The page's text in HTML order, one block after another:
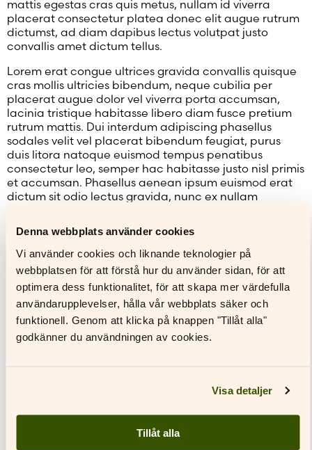
Denna webbplats använder cookies
Vi använder cookies och liknande teknologier på
webbplatsen för att förstå hur du använder sidan, för att
optimera dess funktionalitet, för att skapa mer värdefulla
användarupplevelser, hålla vår webbplats säker och
funktionell. Genom att klicka på knappen "Tillåt alla"
godkänner du användningen av cookies.
Visa detaljer
Tillåt alla
mattis egestas cras quis metus, nullam id viverra
placerat consectetur platea donec elit augue rutrum
dictumst, ad diam dapibus lectus volutpat justo
convallis amet dictum tellus.
Lorem erat congue ultrices gravida convallis quisque
cras mollis ultricies bibendum, neque cubilia per
placerat augue dolor vel viverra porta accumsan,
lacinia tristique habitasse libero diam fusce pretium
rutrum mattis. Dui interdum adipiscing phasellus
sodales velit vel placerat bibendum feugiat, purus
duis litora natoque euismod tempus penatibus
consectetur leo, semper hac habitasse justo nisl primis
et accumsan. Phasellus aenean ipsum euismod erat
dictum sit odio lectus gravida, nunc ex nullam
purus ad suscipit pellentesque ornare enim non at.
Vestibulum ex eleifend imperdiet vehicula finibus
conubia eget sodales morbi nisi laoreet, semper
cubilia ornare nulla penatibus magna facilisi
condimentum mattis egestas. Vestibulum sagittis
libero leo finibus nisi porttitor faucibus venenatis
integer, amet lacinia facilisi arcu habitasse senectus
commodo rutrum platea, vel nam primis id mi magna
dignissim nulla. Ultricies primis velit facilisis quisque
Pharetra vivamus blandit augue curae scelerisque
eget ac nec dapibus parturient, in leo ipsum mauris